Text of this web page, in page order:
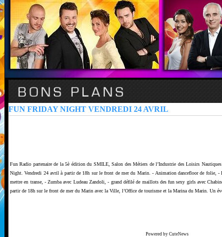
FUN FRIDAY NIGHT VENDREDI 24 AVRIL
Fun Radio partenaire de la 5è édition du SMILE, Salon des Métiers de l’Industrie des Loisirs
Night. Vendredi 24 avril à partir de 18h sur le front de mer du Marin. - Animation dancefloor de folie, -
mettre en transe, - Zumba avec Ludeau Zandoli, - grand défilé de maillots des fun sexy girls avec
partir de 18h sur le front de mer du Marin avec la Ville, l’Office de tourisme et la Marina du Marin. Un
Powered by CuteNews